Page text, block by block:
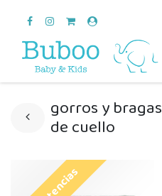
gorros y bragas
de cuello